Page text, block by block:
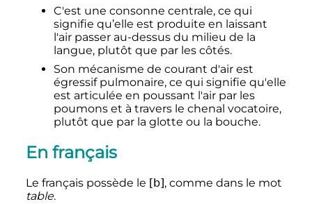
C'est une consonne centrale, ce qui
signifie qu’elle est produite en laissant
l'air passer au-dessus du milieu de la
langue, plutôt que par les côtés.
Son mécanisme de courant d'air est
égressif pulmonaire, ce qui signifie qu'elle
est articulée en poussant l'air par les
poumons et à travers le chenal vocatoire,
plutôt que par la glotte ou la bouche.
En français
Le français possède le [b], comme dans le mot
table.